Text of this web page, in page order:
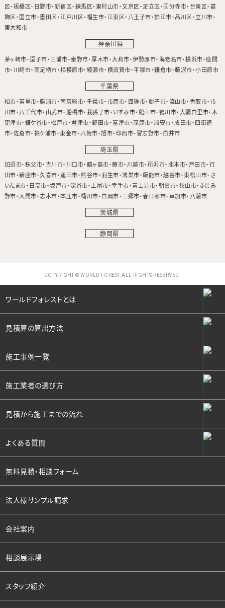
区 板橋区 日野市 新宿区 練馬区 東村山市 文京区 足立区 国分寺市 台東区 葛
飾区 国立市 墨田区 江戸川区 福生市 江東区 八王子市 狛江市 品川区 立川市
東大和市
神奈川県
茅ヶ崎市 逗子市 三浦市 秦野市 厚木市 大和市 伊勢原市 海老名市 横浜市 座間
市 川崎市 南足柄市 相模原市 綾瀬市 横須賀市 平塚市 鎌倉市 藤沢市 小田原市
千葉県
柏市 富里市 勝浦市 南房総市 千葉市 市原市 匝瑳市 銚子市 流山市 香取市 市
川市 八千代市 山武市 船橋市 我孫子市 いすみ市 館山市 鴨川市 大網白里市 木
更津市 鎌ケ谷市 松戸市 君津市 野田市 富津市 茂原市 浦安市 成田市 四街道
市 佐倉市 袖ケ浦市 東金市 八街市 旭市 印西市 習志野市 白井市
埼玉県
加須市 秩父市 吉川市 川口市 鶴ヶ島市 蕨市 川越市 所沢市 北本市 戸田市 行
田市 新座市 久喜市 蓮田市 熊谷市 羽生市 鴻巣市 飯能市 越谷市 東松山市 さ
いたま市 日高市 坂戸市 深谷市 上尾市 幸手市 富士見市 朝霞市 狭山市 ふじみ
野市 入間市 志木市 本庄市 桶川市 白岡市 三郷市 春日部市 草加市 八潮市
茨城県
静岡県
COPYRIGHT © WORLD FOREST ALL RIGHTS RESERVED.
ワールドフォレストとは
見積算の算出方法
施工事例一覧
施工業者の選び方
見積から施工までの流れ
よくある質問
無料見積・相談フォーム
法人様サンプル請求
会社案内
相談展示場
スタッフ紹介